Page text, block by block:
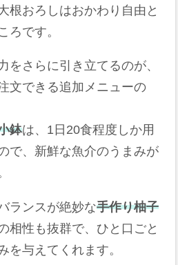
根おろしはおかわり自由と
ろです。
をさらに引き立てるのが、
文できる追加メニューの
鉢は、1日20食程度しか用
で、新鮮な魚介のうまみが
ランスが絶妙な手作り柚子
相性も抜群で、ひと口ごと
を与えてくれます。